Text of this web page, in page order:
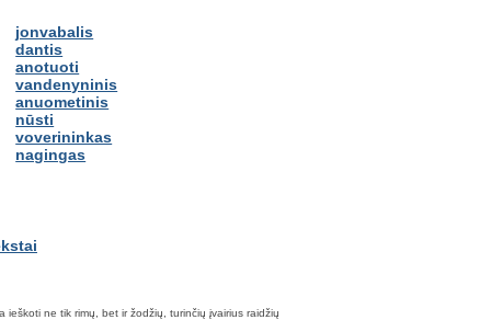
jonvabalis
dantis
anotuoti
vandenyninis
anuometinis
nūsti
voverininkas
nagingas
ne tik rimų, bet ir žodžių, turinčių įvairius raidžių